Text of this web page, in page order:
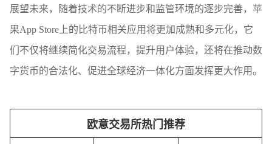
展望未来，随着技术的不断进步和监管环境的逐步完善，苹
果App Store上的比特币相关应用将更加成熟和多元化，它
们不仅将继续简化交易流程，提升用户体验，还将在推动数
字货币的合法化、促进全球经济一体化方面发挥更大作用。
欧意交易所热门推荐